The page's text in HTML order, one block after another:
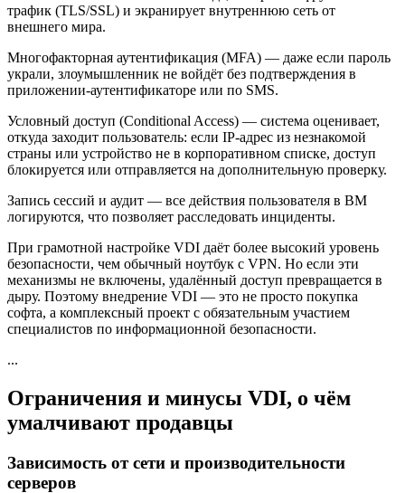
трафик (TLS/SSL) и экранирует внутреннюю сеть от
внешнего мира.
Многофакторная аутентификация (MFA) — даже если пароль
украли, злоумышленник не войдёт без подтверждения в
приложении-аутентификаторе или по SMS.
Условный доступ (Conditional Access) — система оценивает,
откуда заходит пользователь: если IP-адрес из незнакомой
страны или устройство не в корпоративном списке, доступ
блокируется или отправляется на дополнительную проверку.
Запись сессий и аудит — все действия пользователя в ВМ
логируются, что позволяет расследовать инциденты.
При грамотной настройке VDI даёт более высокий уровень
безопасности, чем обычный ноутбук с VPN. Но если эти
механизмы не включены, удалённый доступ превращается в
дыру. Поэтому внедрение VDI — это не просто покупка
софта, а комплексный проект с обязательным участием
специалистов по информационной безопасности.
...
Ограничения и минусы VDI, о чём
умалчивают продавцы
Зависимость от сети и производительности
серверов